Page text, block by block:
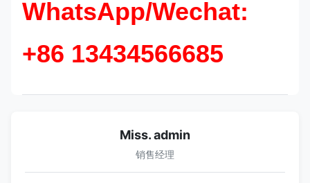
WhatsApp/Wechat:
+86 13434566685
Miss. admin
销售经理